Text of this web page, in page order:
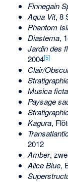
Finnegain
Aqua Vit, 8
Phantom
Diastema,
Jardin des
2004[5]
Clair/
Musica ficta
Paysage
Kagura,
2012
Amber,
Alice Blue,